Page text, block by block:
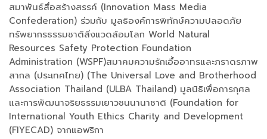
สมาพันธ์สื่อสร้างสรรค์ (Innovation Mass Media
Confederation) ร่วมกับ มูลธิองค์การพิทักษ์ความปลอดภัย
ทรัพยากรธรรมชาติสิ่งแวดล้อมโลก World Natural
Resources Safety Protection Foundation
Administration (WSPF)สมาคมความรักเอื้ออาทรและภราดรภาพ
สากล (ประเทศไทย) (The Universal Love and Brotherhood
Association Thailand (ULBA Thailand) มูลนิธิเพื่อการกุศล
และการพัฒนาจริยธรรมเยาวชนนานาชาติ (Foundation for
International Youth Ethics Charity and Development
(FIYECAD) จากแอฟริกา